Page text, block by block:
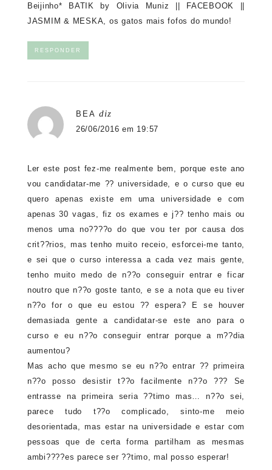
Beijinho* BATIK by Olivia Muniz FACEBOOK
JASMIM & MESKA, os gatos mais fofos do mundo!
RESPONDER
BEA diz
26/06/2016 em 19:57
Ler este post fez-me realmente bem, porque este ano
vou candidatar-me ?? universidade, e o curso que eu
quero apenas existe em uma universidade e com
apenas 30 vagas, fiz os exames e j?? tenho mais ou
menos uma no????o do que vou ter por causa dos
crit??rios, mas tenho muito receio, esforcei-me tanto,
e sei que o curso interessa a cada vez mais gente,
tenho muito medo de n??o conseguir entrar e ficar
noutro que n??o goste tanto, e se a nota que eu tiver
n??o for o que eu estou ?? espera? E se houver
demasiada gente a candidatar-se este ano para o
curso e eu n??o conseguir entrar porque a m??dia
aumentou?
Mas acho que mesmo se eu n??o entrar ?? primeira
n??o posso desistir t??o facilmente n??o ??? Se
entrasse na primeira seria ??timo mas… n??o sei,
parece tudo t??o complicado, sinto-me meio
desorientada, mas estar na universidade e estar com
pessoas que de certa forma partilham as mesmas
ambi????es parece ser ??timo, mal posso esperar!